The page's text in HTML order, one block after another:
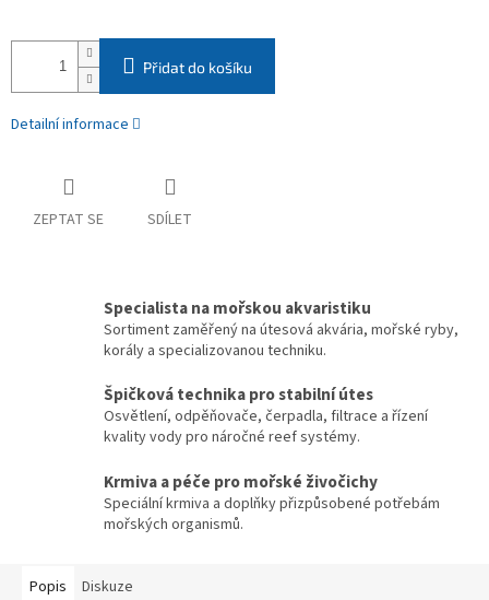
Přidat do košíku
Detailní informace
ZEPTAT SE SDÍLET
Specialista na mořskou akvaristiku
Sortiment zaměřený na útesová akvária, mořské ryby,
korály a specializovanou techniku.
Špičková technika pro stabilní útes
Osvětlení, odpěňovače, čerpadla, filtrace a řízení
kvality vody pro náročné reef systémy.
Krmiva a péče pro mořské živočichy
Speciální krmiva a doplňky přizpůsobené potřebám
mořských organismů.
Popis Diskuze